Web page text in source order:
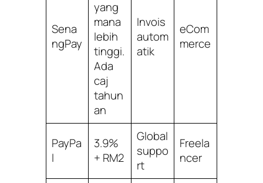
Sena
ngPay
yang
mana
lebih
tinggi.
Ada
caj
tahun
an
Invois
autom
atik
eCom
merce
PayPa
l
3.9%
+ RM2
Global
suppo
rt
Freela
ncer